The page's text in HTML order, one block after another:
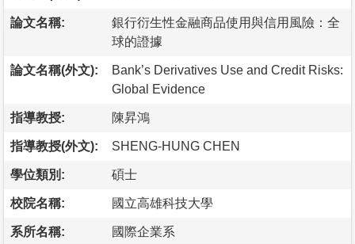
論文名稱:
銀行衍生性金融商品使用與信用風險：全
球的證據
論文名稱(外文):
Bank’s Derivatives Use and Credit Risks:
Global Evidence
指導教授: 陳昇鴻
指導教授(外文): SHENG-HUNG CHEN
學位類別: 碩士
校院名稱: 國立高雄科技大學
系所名稱: 國際企業系